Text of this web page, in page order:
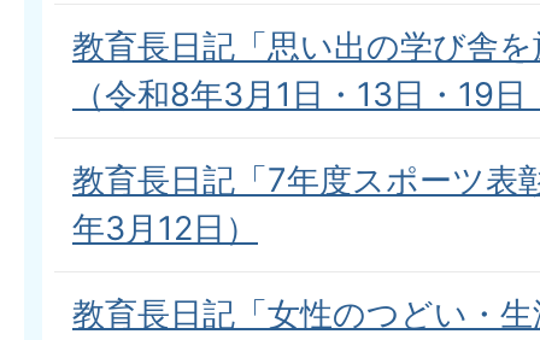
教育長日記「思い出の学び舎
（令和8年3月1日・13日・19
教育長日記「7年度スポーツ表
年3月12日）
教育長日記「女性のつどい・